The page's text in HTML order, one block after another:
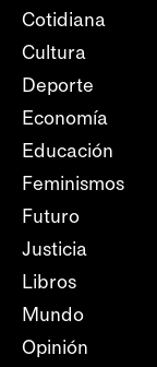
Cotidiana
Cultura
Deporte
Economía
Educación
Feminismos
Futuro
Justicia
Libros
Mundo
Opinión